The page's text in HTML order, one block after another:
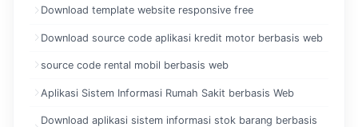
Download template website responsive free
Download source code aplikasi kredit motor berbasis web
source code rental mobil berbasis web
Aplikasi Sistem Informasi Rumah Sakit berbasis Web
Download aplikasi sistem informasi stok barang berbasis